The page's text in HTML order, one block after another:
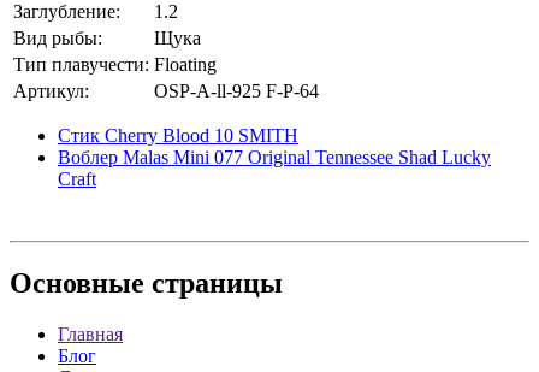
Заглубление:
1.2
Вид рыбы:
Щука
Тип плавучести: Floating
Артикул:
OSP-A-ll-925 F-P-64
Стик Cherry Blood 10 SMITH
Воблер Malas Mini 077 Original Tennessee Shad Lucky
Craft
Основные страницы
Главная
Блог